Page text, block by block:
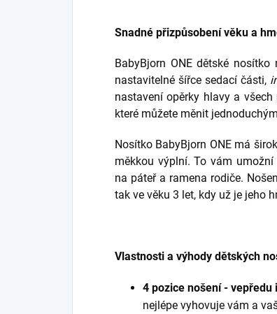
Snadné přizpůsobení věku a
BabyBjorn ONE dětské
nastavitelné šířce sedací části,
nastavení opěrky hlavy a
které můžete měnit
Nosítko BabyBjorn ONE má
měkkou výplní. To vám
na páteř a ramena rodiče.
tak ve věku 3 let, kdy už je jeho
Vlastnosti a výhody dětských
4 pozice nošení - vepředu
nejlépe vyhovuje vám a